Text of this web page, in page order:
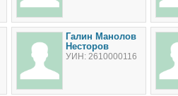
Галин Манолов
Несторов
УИН: 2610000116